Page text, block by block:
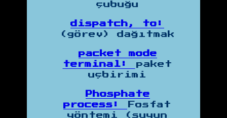
çubuğu
dispatch, to:
(görev) dağıtmak
packet mode
terminal:
paket
uçbirimi
Phosphate
process:
Fosfat
yöntemi (suyun